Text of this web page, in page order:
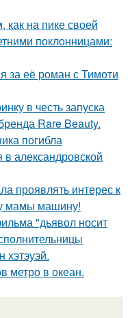
как на пике своей
поклонницами:
за её роман с Тимоти
в честь запуска
Rare Beauty.
погибла
александровской
проявлять интерес к
мамы машину!
"дьявол носит
хэтэуэй.
метро в океан.